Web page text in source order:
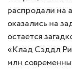
распродали на
оказались на
остается
«Клад Сэддл
млн